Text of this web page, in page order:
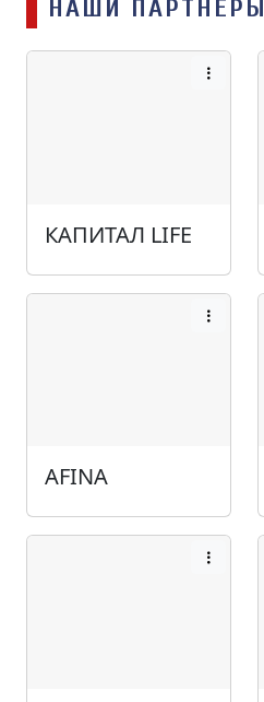
НАШИ ПАРТНЁРЫ
КАПИТАЛ LIFE
AFINA